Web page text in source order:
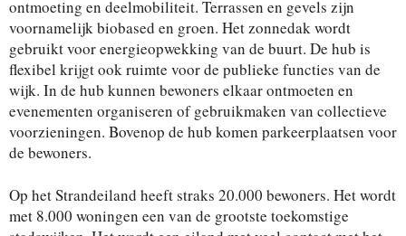
ontmoeting en deelmobiliteit. Terrassen en gevels zijn
voornamelijk biobased en groen. Het zonnedak wordt
gebruikt voor energieopwekking van de buurt. De hub is
flexibel krijgt ook ruimte voor de publieke functies van de
wijk. In de hub kunnen bewoners elkaar ontmoeten en
evenementen organiseren of gebruikmaken van collectieve
voorzieningen. Bovenop de hub komen parkeerplaatsen voor
de bewoners.
Op het Strandeiland heeft straks 20.000 bewoners. Het wordt
met 8.000 woningen een van de grootste toekomstige